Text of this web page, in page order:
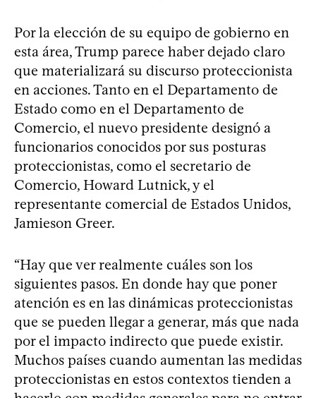
Por la elección de su equipo de gobierno en
esta área, Trump parece haber dejado claro
que materializará su discurso proteccionista
en acciones. Tanto en el Departamento de
Estado como en el Departamento de
Comercio, el nuevo presidente designó a
funcionarios conocidos por sus posturas
proteccionistas, como el secretario de
Comercio, Howard Lutnick, y el
representante comercial de Estados Unidos,
Jamieson Greer.
“Hay que ver realmente cuáles son los
siguientes pasos. En donde hay que poner
atención es en las dinámicas proteccionistas
que se pueden llegar a generar, más que nada
por el impacto indirecto que puede existir.
Muchos países cuando aumentan las medidas
proteccionistas en estos contextos tienden a